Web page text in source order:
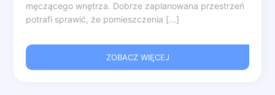
męczącego wnętrza. Dobrze zaplanowana przestrzeń
potrafi sprawić, że pomieszczenia [...]
ZOBACZ WIĘCEJ